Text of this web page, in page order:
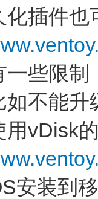
化插件也
一些限制
如不能升
vDisk的
安装到